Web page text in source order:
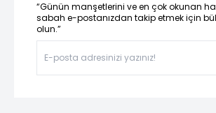
“Günün manşetlerini ve en çok okunan
sabah e-postanızdan takip etmek için
olun.”